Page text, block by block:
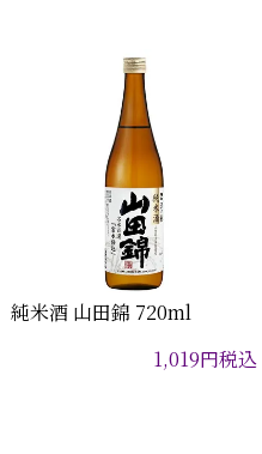
純米酒 山田錦 720ml
1,019円税込